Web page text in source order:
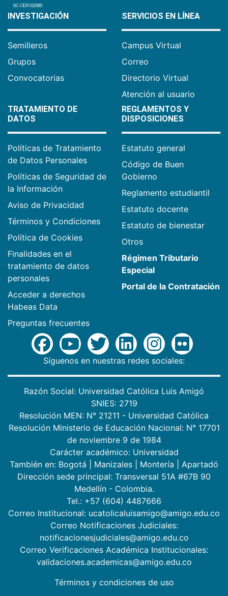
INVESTIGACIÓN
Semilleros
Grupos
Convocatorias
SERVICIOS EN LÍNEA
Campus Virtual
Correo
Directorio Virtual
Atención al usuario
TRATAMIENTO DE
DATOS
Políticas de Tratamiento
de Datos Personales
Políticas de Seguridad de
la Información
Aviso de Privacidad
Términos y Condiciones
Política de Cookies
Finalidades en el
tratamiento de datos
personales
Acceder a derechos
Habeas Data
Preguntas frecuentes
REGLAMENTOS Y
DISPOSICIONES
Estatuto general
Código de Buen
Gobierno
Reglamento estudiantil
Estatuto docente
Estatuto de bienestar
Otros
Régimen Tributario
Especial
Portal de la Contratación
Síguenos en nuestras redes sociales:
Razón Social: Universidad Católica Luis Amigó
SNIES: 2719
Resolución MEN: N° 21211 - Universidad Católica
Resolución Ministerio de Educación Nacional: N° 17701
de noviembre 9 de 1984
Carácter académico: Universidad
También en: Bogotá Manizales Montería
Apartadó
Dirección sede principal: Transversal 51A #67B 90
Medellín - Colombia.
Tel.: +57 (604) 4487666
Correo Institucional: ucatolicaluisamigo@amigo.edu.co
Correo Notificaciones Judiciales:
notificacionesjudiciales@amigo.edu.co
Correo Verificaciones Académica Institucionales:
validaciones.academicas@amigo.edu.co
Términos y condiciones de uso